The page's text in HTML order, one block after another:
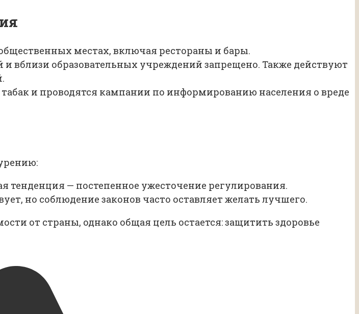
местах, включая рестораны и бары.
вблизи образовательных учреждений запрещено. Также действуют
и проводятся кампании по информированию населения о вреде
— постепенное ужесточение регулирования.
но соблюдение законов часто оставляет желать лучшего.
от страны, однако общая цель остается: защитить здоровье